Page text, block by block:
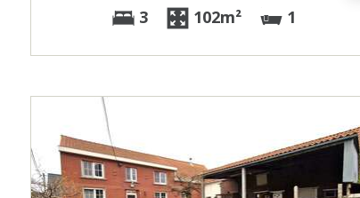
3 102m² 1